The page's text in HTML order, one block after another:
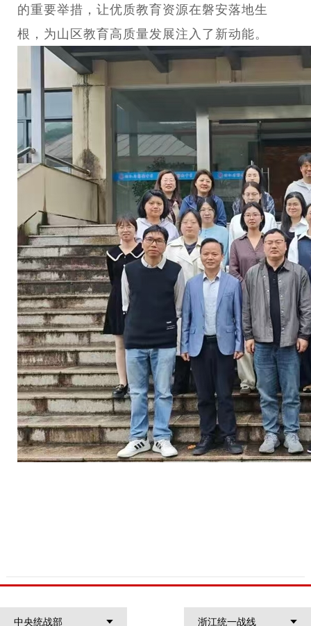
的重要举措，让优质教育资源在磐安落地生
根，为山区教育高质量发展注入了新动能。
中央统战部 浙江统一战线